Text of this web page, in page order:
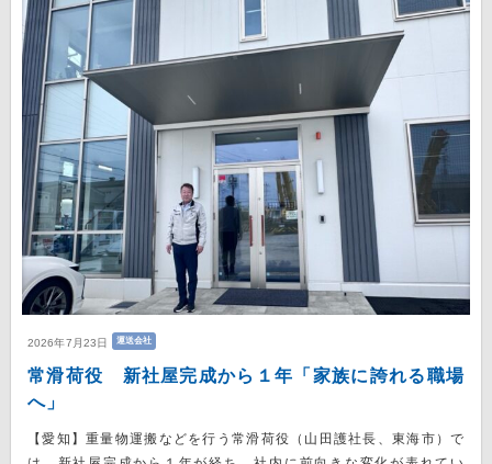
2026年7月23日 運送会社
常滑荷役 新社屋完成から１年「家族に誇れる職場
へ」
【愛知】重量物運搬などを行う常滑荷役（山田護社長、東海市）で